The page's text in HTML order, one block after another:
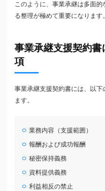
このように、事業承継は多面
る整理が極めて重要になります。
事業承継支援契約
項
事業承継支援契約書には、以
ます。
業務内容（支援範囲）
報酬および成功報酬
秘密保持義務
資料提供義務
利益相反の禁止